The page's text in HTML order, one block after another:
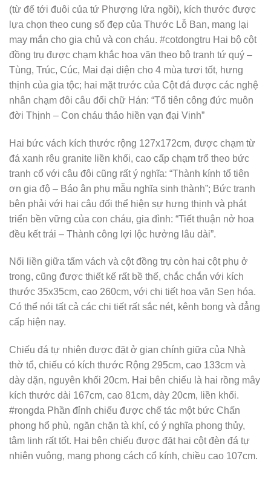
(từ đế tới đuôi của tứ Phượng lửa ngồi), kích thước được
lựa chọn theo cung số đẹp của Thước Lỗ Ban, mang lại
may mắn cho gia chủ và con cháu. #cotdongtru Hai bộ cột
đồng trụ được chạm khắc hoa văn theo bộ tranh tứ quý –
Tùng, Trúc, Cúc, Mai đại diện cho 4 mùa tươi tốt, hưng
thịnh của gia tộc; hai mặt trước của Cột đá được các nghệ
nhân chạm đôi câu đối chữ Hán: “Tổ tiên công đức muôn
đời Thịnh – Con cháu thảo hiền vạn đại Vinh”
Hai bức vách kích thước rộng 127x172cm, được chạm từ
đá xanh rêu granite liền khối, cao cấp chạm trổ theo bức
tranh cổ với câu đôi cũng rất ý nghĩa: “Thành kính tổ tiên
ơn gia độ – Báo ân phụ mẫu nghĩa sinh thành”; Bức tranh
bên phải với hai câu đối thể hiện sự hưng thịnh và phát
triển bền vững của con cháu, gia đình: “Tiết thuận nở hoa
đều kết trái – Thành công lợi lộc hưởng lâu dài”.
Nối liền giữa tấm vách và cột đồng trụ còn hai cột phụ ở
trong, cũng được thiết kế rất bề thế, chắc chắn với kích
thước 35x35cm, cao 260cm, với chi tiết hoa văn Sen hóa.
Có thể nói tất cả các chi tiết rất sắc nét, kênh bong và đẳng
cấp hiện nay.
Chiếu đá tự nhiên được đặt ở gian chính giữa của Nhà
thờ tổ, chiếu có kích thước Rộng 295cm, cao 133cm và
dày dặn, nguyên khối 20cm. Hai bên chiếu là hai rồng mây
kích thước dài 167cm, cao 81cm, dày 20cm, liền khối.
#rongda Phần đỉnh chiếu được chế tác một bức Chấn
phong hổ phù, ngăn chặn tà khí, có ý nghĩa phong thủy,
tâm linh rất tốt. Hai bên chiếu được đặt hai cột đèn đá tự
nhiên vuông, mang phong cách cổ kính, chiều cao 107cm.